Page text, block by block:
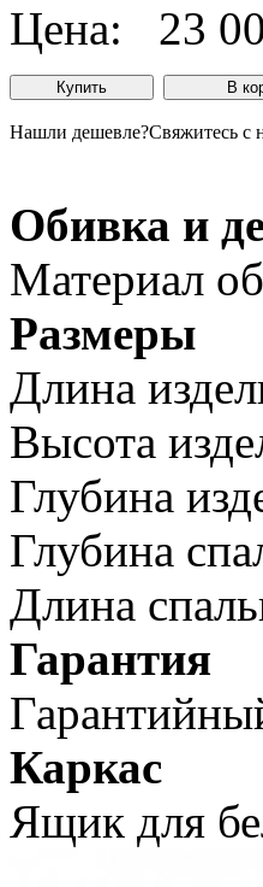
Цена: 23
Нашли дешевле?Свяжитесь с
Обивка и
Материал
Размеры
Длина
Высота
Глубина
Глубина
Длина
Гарантия
Каркас
Ящик для